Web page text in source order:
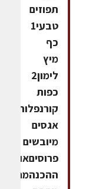
תפוזים
טבעי1
כף
מיץ
לימון2
כפות
אגסים
מיובשים
פרוסיםאופן
ההכנהמחממים